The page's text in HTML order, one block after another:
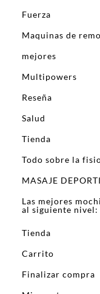
Fuerza
Maquinas de remo
mejores
Multipowers
Reseña
Salud
Tienda
Todo sobre la
MASAJE
Las mejores
al siguiente
Tienda
Carrito
Finalizar compra